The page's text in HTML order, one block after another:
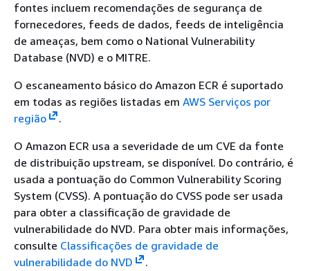
fontes incluem recomendações de segurança de
fornecedores, feeds de dados, feeds de inteligência
de ameaças, bem como o National Vulnerability
Database (NVD) e o MITRE.
O escaneamento básico do Amazon ECR é suportado
em todas as regiões listadas em AWS Serviços por
região
.
O Amazon ECR usa a severidade de um CVE da fonte
de distribuição upstream, se disponível. Do contrário, é
usada a pontuação do Common Vulnerability Scoring
System (CVSS). A pontuação do CVSS pode ser usada
para obter a classificação de gravidade de
vulnerabilidade do NVD. Para obter mais informações,
consulte Classificações de gravidade de
vulnerabilidade do NVD
.